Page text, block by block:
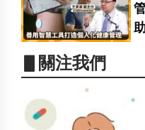
▋關注我們